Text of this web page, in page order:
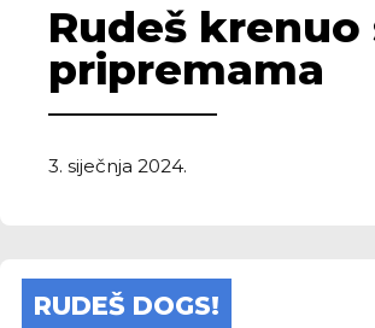
Rudeš krenuo
pripremama
3. siječnja 2024.
RUDEŠ DOGS!